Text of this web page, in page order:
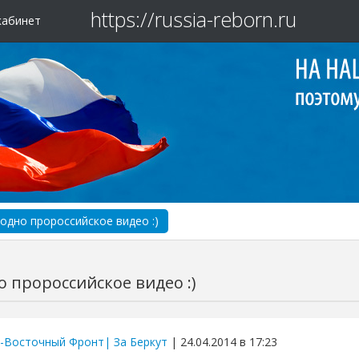
https://russia-reborn.ru
пророссийское видео :)
пророссийское видео :)
Фронт| За Беркут | 24.04.2014 в 17:23